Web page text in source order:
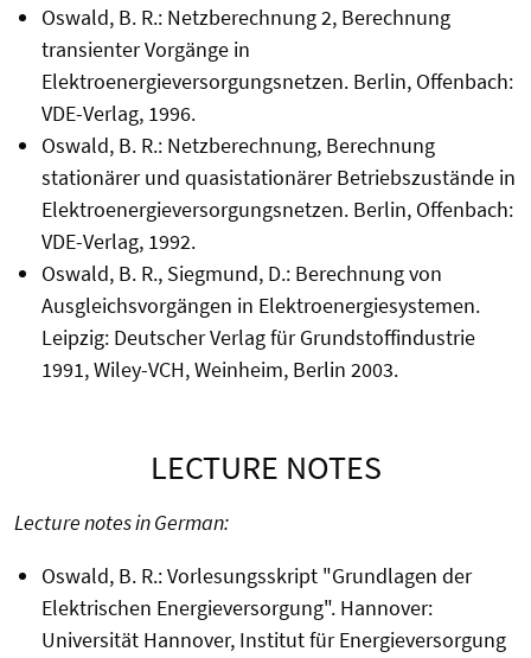
Oswald, B. R.: Netzberechnung 2, Berechnung
transienter Vorgänge in
Elektroenergieversorgungsnetzen. Berlin, Offenbach:
VDE-Verlag, 1996.
Oswald, B. R.: Netzberechnung, Berechnung
stationärer und quasistationärer Betriebszustände in
Elektroenergieversorgungsnetzen. Berlin, Offenbach:
VDE-Verlag, 1992.
Oswald, B. R., Siegmund, D.: Berechnung von
Ausgleichsvorgängen in Elektroenergiesystemen.
Leipzig: Deutscher Verlag für Grundstoffindustrie
1991, Wiley-VCH, Weinheim, Berlin 2003.
LECTURE NOTES
Lecture notes in German:
Oswald, B. R.: Vorlesungsskript "Grundlagen der
Elektrischen Energieversorgung". Hannover:
Universität Hannover, Institut für Energieversorgung